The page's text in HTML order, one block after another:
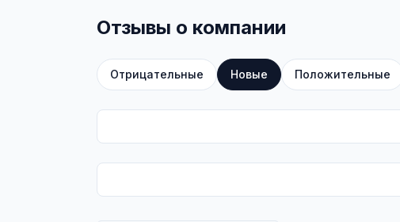
Отзывы о компании
Отрицательные Новые Положительные